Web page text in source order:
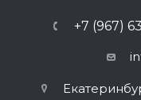
+7 (967)